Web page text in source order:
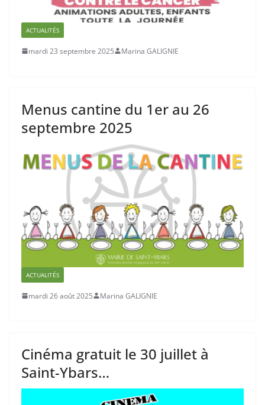
ACTUALITÉS
mardi 23 septembre 2025 Marina GALIGNIE
Menus cantine du 1er au 26
septembre 2025
ACTUALITÉS
mardi 26 août 2025 Marina GALIGNIE
Cinéma gratuit le 30 juillet à
Saint-Ybars…